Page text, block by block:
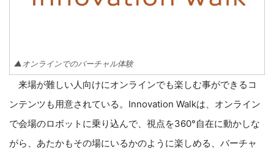
▲オンラインでのバーチャル体験
来場が難しい人向けにオンラインでも楽しむ事ができるコ
ンテンツも用意されている。Innovation Walkは、オンライン
で会場のロボットに乗り込んで、視点を360°自在に動かしな
がら、あたかもその場にいるかのように楽しめる、バーチャ